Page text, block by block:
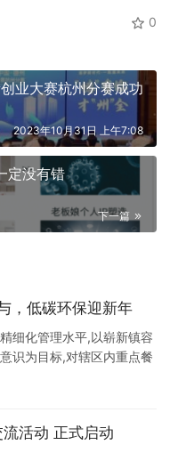
0
业大赛杭州分赛成功
2023年10月31日 上午7:08
定没有错
下一篇
，低碳环保迎新年
细化管理水平,以崭新镇容
识为目标,对辖区内重点餐
群众共同践行源头减量、
圾分类宣传资料,讲…
活动 正式启动